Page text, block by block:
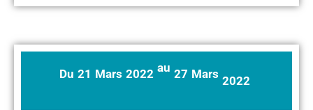
Du 21 Mars 2022 au 27 Mars 2022